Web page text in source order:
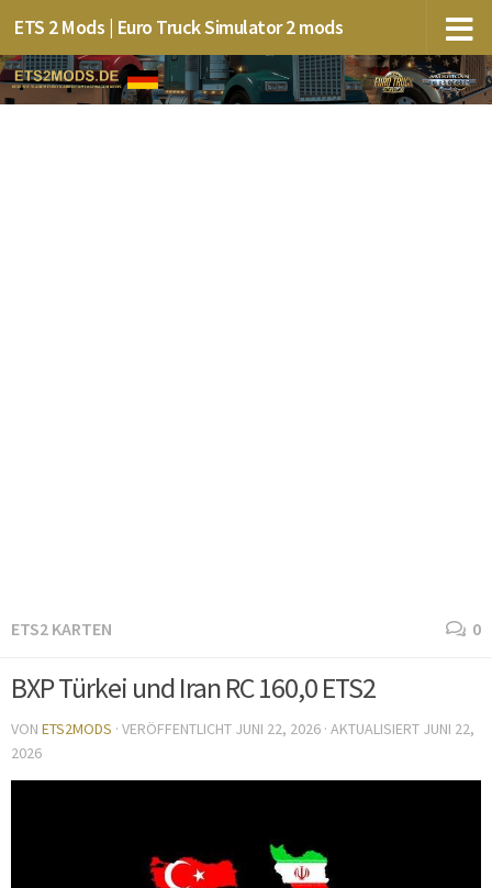
ETS 2 Mods | Euro Truck Simulator 2 mods
ETS2 KARTEN 0
BXP Türkei und Iran RC 160,0 ETS2
VON ETS2MODS · VERÖFFENTLICHT JUNI 22, 2026 · AKTUALISIERT JUNI 22,
2026